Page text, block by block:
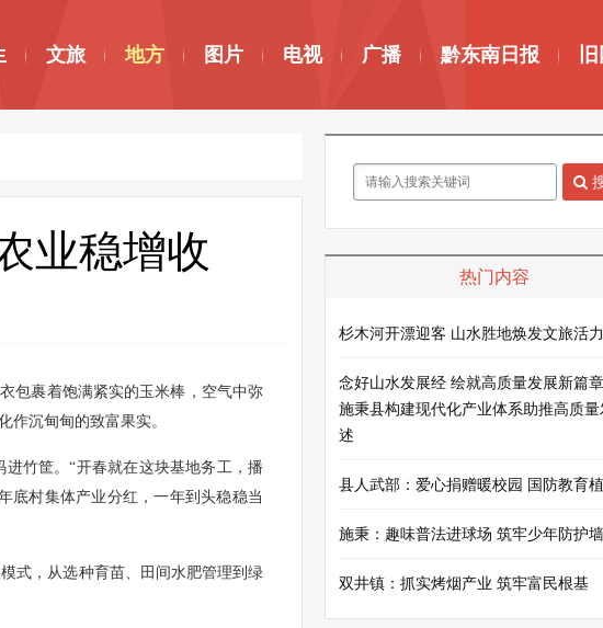
文旅 地方 图片 电视 广播 黔东南日报
业稳增收
包裹着饱满紧实的玉米棒，空气中弥
作沉甸甸的致富果实。
竹筐。“开春就在这块基地务工，播
底村集体产业分红，一年到头稳稳当
式，从选种育苗、田间水肥管理到绿
热门内容
杉木河开漂迎客 山水胜地焕发文旅活力
念好山水发展经 绘就高质量发展新
施秉县构建现代化产业体系助推高质
述
县人武部：爱心捐赠暖校园 国防教育
施秉：趣味普法进球场 筑牢少年防护墙
双井镇：抓实烤烟产业 筑牢富民根基